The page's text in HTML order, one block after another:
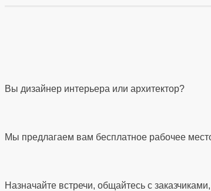
Вы дизайнер интерьера или архитектор?
Мы предлагаем вам бесплатное рабочее
Назначайте встречи, общайтесь с